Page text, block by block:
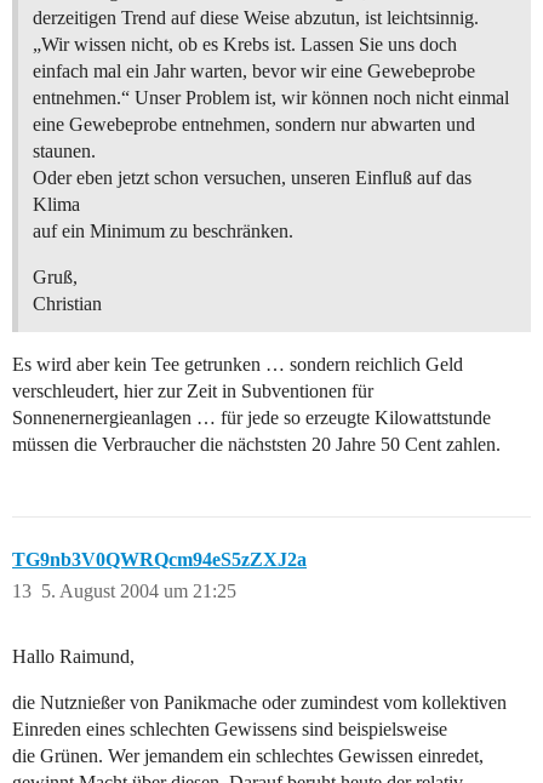
derzeitigen Trend auf diese Weise abzutun, ist leichtsinnig.
„Wir wissen nicht, ob es Krebs ist. Lassen Sie uns doch
einfach mal ein Jahr warten, bevor wir eine Gewebeprobe
entnehmen.“ Unser Problem ist, wir können noch nicht einmal
eine Gewebeprobe entnehmen, sondern nur abwarten und
staunen.
Oder eben jetzt schon versuchen, unseren Einfluß auf das
Klima
auf ein Minimum zu beschränken.
Gruß,
Christian
Es wird aber kein Tee getrunken … sondern reichlich Geld
verschleudert, hier zur Zeit in Subventionen für
Sonnenernergieanlagen … für jede so erzeugte Kilowattstunde
müssen die Verbraucher die nächststen 20 Jahre 50 Cent zahlen.
TG9nb3V0QWRQcm94eS5zZXJ2a
5. August 2004 um 21:25
13
Hallo Raimund,
die Nutznießer von Panikmache oder zumindest vom kollektiven
Einreden eines schlechten Gewissens sind beispielsweise
die Grünen. Wer jemandem ein schlechtes Gewissen einredet,